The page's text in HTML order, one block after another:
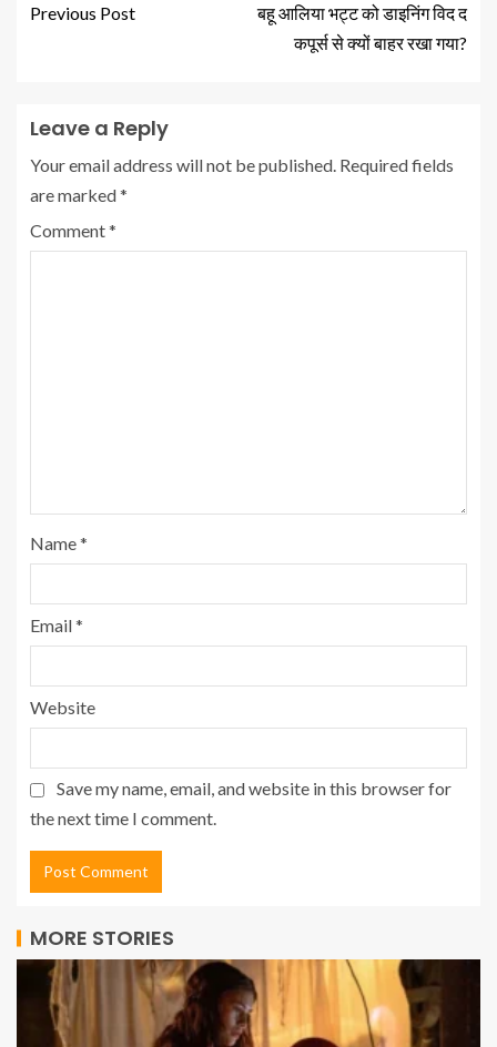
Previous Post
बहू आलिया भट्ट को डाइनिंग विद द
कपूर्स से क्यों बाहर रखा गया?
Leave a Reply
Your email address will not be published. Required fields
are marked*
Comment*
Name*
Email*
Website
Save my name, email, and website in this browser for
the next time I comment.
MORE STORIES